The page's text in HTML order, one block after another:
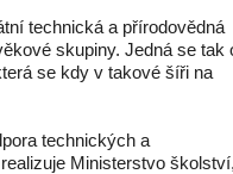
technická a přírodovědná
skupiny. Jedná se tak
se kdy v takové šíři na
technických a
Ministerstvo